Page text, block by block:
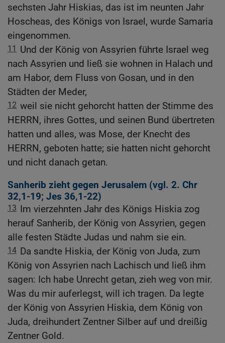
sechsten Jahr Hiskias, das ist im neunten Jahr
Hoscheas, des Königs von Israel, wurde Samaria
eingenommen.
11
Und der König von Assyrien führte Israel weg
nach Assyrien und ließ sie wohnen in Halach und
am Habor, dem Fluss von Gosan, und in den
Städten der Meder,
12 weil sie nicht gehorcht hatten der Stimme des
HERRN, ihres Gottes, und seinen Bund übertreten
hatten und alles, was Mose, der Knecht des
HERRN, geboten hatte; sie hatten nicht gehorcht
und nicht danach getan.
Sanherib zieht gegen Jerusalem (vgl. 2. Chr
32,1-19; Jes 36,1-22)
13 Im vierzehnten Jahr des Königs Hiskia zog
herauf Sanherib, der König von Assyrien, gegen
alle festen Städte Judas und nahm sie ein.
14 Da sandte Hiskia, der König von Juda, zum
König von Assyrien nach Lachisch und ließ ihm
sagen: Ich habe Unrecht getan, zieh weg von mir.
Was du mir auferlegst, will ich tragen. Da legte
der König von Assyrien Hiskia, dem König von
Juda, dreihundert Zentner Silber auf und dreißig
Zentner Gold.